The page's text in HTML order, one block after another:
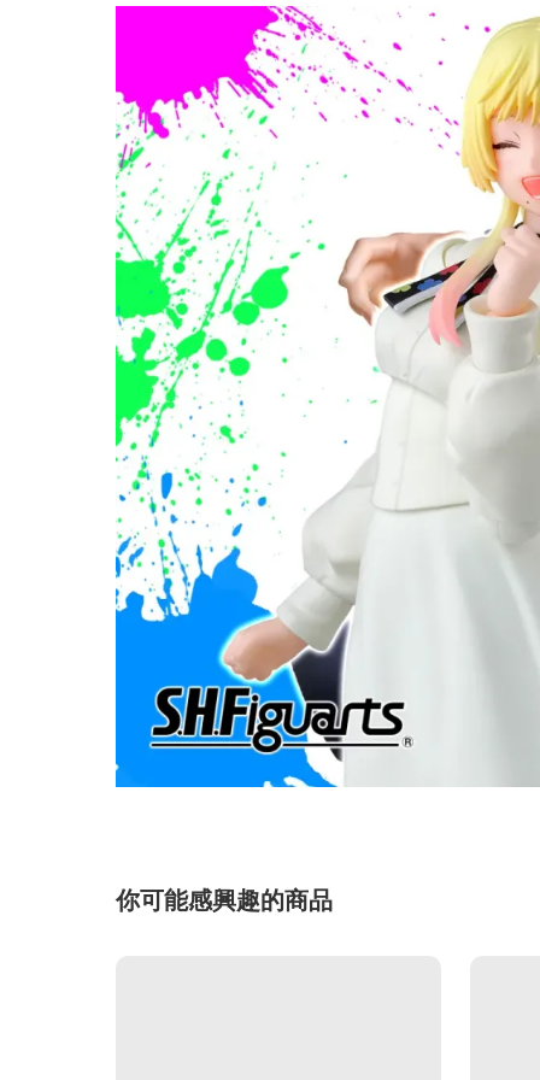
你可能感興趣的商品